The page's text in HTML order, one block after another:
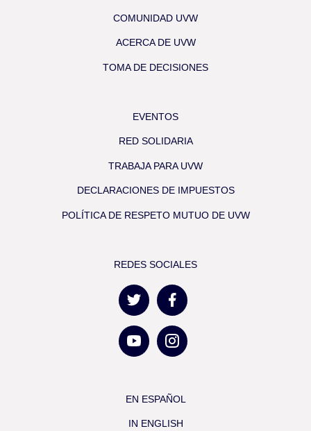
COMUNIDAD UVW
ACERCA DE UVW
TOMA DE DECISIONES
EVENTOS
RED SOLIDARIA
TRABAJA PARA UVW
DECLARACIONES DE IMPUESTOS
POLÍTICA DE RESPETO MUTUO DE UVW
REDES SOCIALES
EN ESPAÑOL
IN ENGLISH